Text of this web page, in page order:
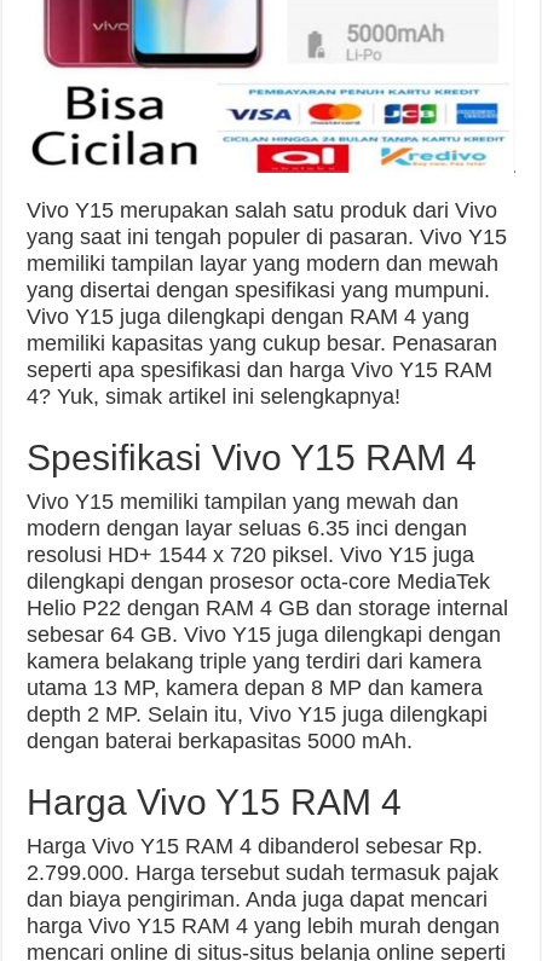
Vivo Y15 merupakan salah satu produk dari Vivo
yang saat ini tengah populer di pasaran. Vivo Y15
memiliki tampilan layar yang modern dan mewah
yang disertai dengan spesifikasi yang mumpuni.
Vivo Y15 juga dilengkapi dengan RAM 4 yang
memiliki kapasitas yang cukup besar. Penasaran
seperti apa spesifikasi dan harga Vivo Y15 RAM
4? Yuk, simak artikel ini selengkapnya!
Spesifikasi Vivo Y15 RAM 4
Vivo Y15 memiliki tampilan yang mewah dan
modern dengan layar seluas 6.35 inci dengan
resolusi HD+ 1544 x 720 piksel. Vivo Y15 juga
dilengkapi dengan prosesor octa-core MediaTek
Helio P22 dengan RAM 4 GB dan storage internal
sebesar 64 GB. Vivo Y15 juga dilengkapi dengan
kamera belakang triple yang terdiri dari kamera
utama 13 MP, kamera depan 8 MP dan kamera
depth 2 MP. Selain itu, Vivo Y15 juga dilengkapi
dengan baterai berkapasitas 5000 mAh.
Harga Vivo Y15 RAM 4
Harga Vivo Y15 RAM 4 dibanderol sebesar Rp.
2.799.000. Harga tersebut sudah termasuk pajak
dan biaya pengiriman. Anda juga dapat mencari
harga Vivo Y15 RAM 4 yang lebih murah dengan
mencari online di situs-situs belanja online seperti